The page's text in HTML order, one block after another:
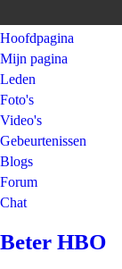
Hoofdpagina
Mijn pagina
Leden
Foto's
Video's
Gebeurtenissen
Blogs
Forum
Chat
Beter HBO